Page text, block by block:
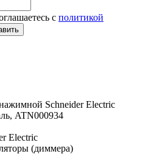
с политикой
Schneider Electric
ATN000934
Electric
(диммера)